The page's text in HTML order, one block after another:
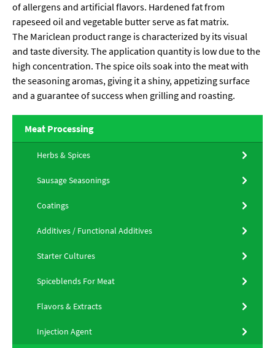
of allergens and artificial flavors. Hardened fat from
rapeseed oil and vegetable butter serve as fat matrix.
The Mariclean product range is characterized by its visual
and taste diversity. The application quantity is low due to the
high concentration. The spice oils soak into the meat with
the seasoning aromas, giving it a shiny, appetizing surface
and a guarantee of success when grilling and roasting.
Meat Processing
Herbs & Spices
Sausage Seasonings
Coatings
Additives / Functional Additives
Starter Cultures
Spiceblends For Meat
Flavors & Extracts
Injection Agent